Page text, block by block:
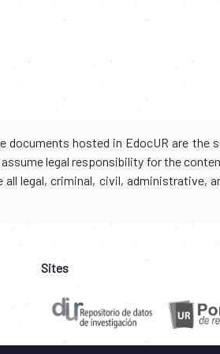
documents hosted in EdocUR are
legal responsibility for the
legal, criminal, civil,
Sites